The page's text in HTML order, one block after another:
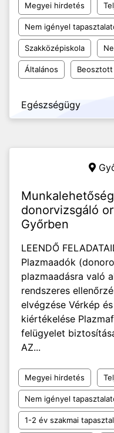
Megyei hirdetés
Nem igényel
Szakközépiskola
Általános Beosztott
Egészségügy
Munkalehetőség
donorvizsgáló
Győrben
LEENDŐ
Plazmaadók
plazmaadásra való
rendszeres
elvégzése Vérkép
kiértékelése
felügyelet
AZ...
Megyei hirdetés
Nem igényel
1-2 év szakmai